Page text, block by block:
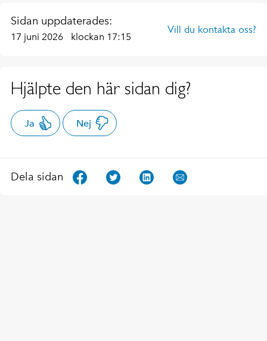
Sidan uppdaterades:
17 juni 2026 klockan 17:15
Vill du kontakta oss?
Hjälpte den här sidan dig?
Ja Nej
Dela sidan